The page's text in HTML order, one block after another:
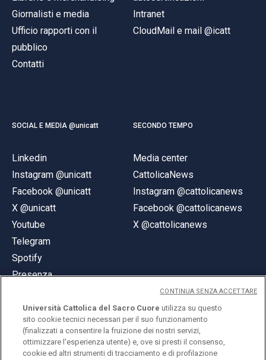
Giornalisti e media
Ufficio rapporti con il
pubblico
Contatti
Intranet
CloudMail e mail @icatt
SOCIAL E MEDIA @unicatt
Linkedin
Instagram @unicatt
Facebook @unicatt
X @unicatt
Youtube
Telegram
Spotify
Presenza
SECONDO TEMPO
Media center
CattolicaNews
Instagram @cattolicanews
Facebook @cattolicanews
X @cattolicanews
© Università Cattolica del Sacro Cuore
Università Cattolica del Sacro Cuore utilizza su questo
sito cookie tecnici necessari per il suo funzionamento
(finalizzati a consentire la fruizione dei nostri servizi,
ottimizzare l'esperienza utente) e, ove si presti il consenso,
cookie ed altri strumenti di tracciamento e di profilazione
CONTINUA SENZA ACCETTARE